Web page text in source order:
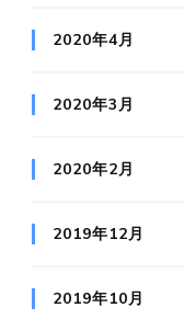
2020年4月
2020年3月
2020年2月
2019年12月
2019年10月